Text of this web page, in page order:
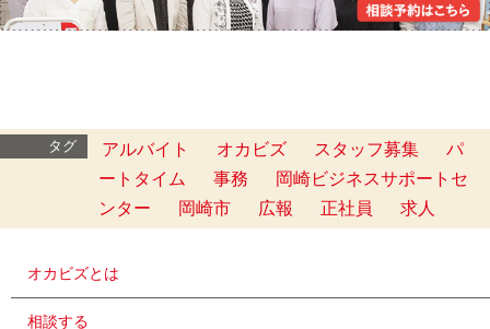
タグ アルバイト オカビズ スタッフ募集
パ
ートタイム
事務
岡崎ビジネスサポートセ
ンター
岡崎市 広報 正社員 求人
オカビズとは
相談する